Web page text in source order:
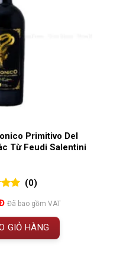
Primitivo Del
Từ Feudi Salentini
(0)
Đã bao gồm VAT
GIỎ HÀNG